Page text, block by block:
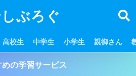
ぶろぐ
高校生 中学生 小学生 親御さん
めの学習サービス